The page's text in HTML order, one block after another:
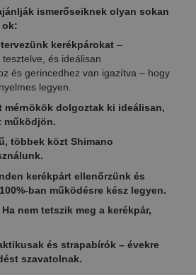
ismerőseiknek olyan sokan
ok:
kerékpárokat –
és ideálisan
és gerincedhez van igazítva – hogy
legyen.
mérnökök dolgoztak ki ideálisan,
működjön.
többek közt Shimano
kerékpárt ellenőrzünk és
ban működésre kész legyen.
nem tetszik meg a kerékpár,
és strapabírók – évekre
szavatolnak.